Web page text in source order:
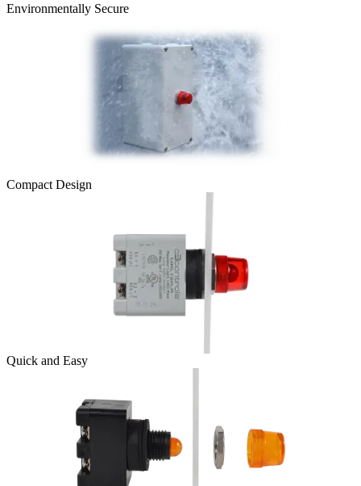
Environmentally Secure
Compact Design
Quick and Easy